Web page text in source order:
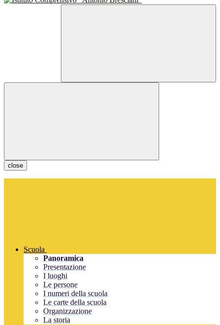
close
Scuola
Panoramica
Presentazione
I luoghi
Le persone
I numeri della scuola
Le carte della scuola
Organizzazione
La storia